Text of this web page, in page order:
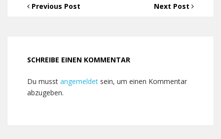
Previous Post Next Post
SCHREIBE EINEN KOMMENTAR
Du musst angemeldet sein, um einen Kommentar
abzugeben.